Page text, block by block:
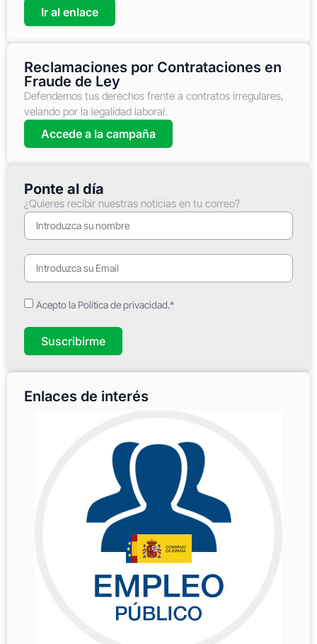
Ir al enlace
Reclamaciones por Contrataciones en
Fraude de Ley
Defendemos tus derechos frente a contratos irregulares,
velando por la legalidad laboral.
Accede a la campaña
Ponte al día
¿Quieres recibir nuestras noticias en tu correo?
Acepto la Política de privacidad.*
Suscribirme
Enlaces de interés